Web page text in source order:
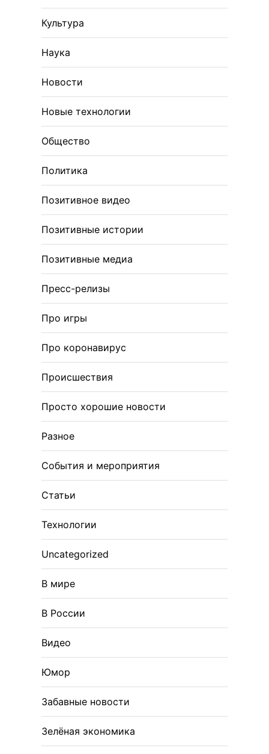
Культура
Наука
Новости
Новые технологии
Общество
Политика
Позитивное видео
Позитивные истории
Позитивные медиа
Пресс-релизы
Про игры
Про коронавирус
Происшествия
Просто хорошие новости
Разное
События и мероприятия
Статьи
Технологии
Uncategorized
В мире
В России
Видео
Юмор
Забавные новости
Зелёная экономика